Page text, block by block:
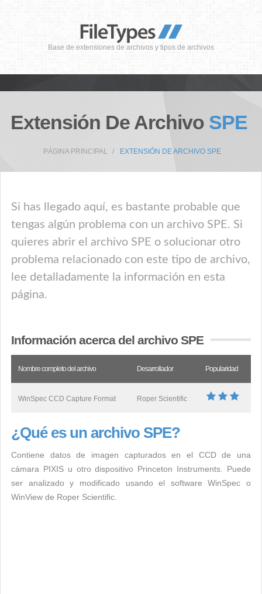
Base de extensiones de archivos y tipos de archivos
Extensión De Archivo SPE
PÁGINA PRINCIPAL EXTENSIÓN DE ARCHIVO SPE
Si has llegado aquí, es bastante probable que
tengas algún problema con un archivo SPE. Si
quieres abrir el archivo SPE o solucionar otro
problema relacionado con este tipo de archivo,
lee detalladamente la información en esta
página.
Información acerca del archivo SPE
Nombre completo del archivo Desarrollador Popularidad
WinSpec CCD Capture Format Roper Scientific
¿Qué es un archivo SPE?
Contiene datos de imagen capturados en el CCD de una
cámara PIXIS u otro dispositivo Princeton Instruments. Puede
ser analizado y modificado usando el software WinSpec o
WinView de Roper Scientific.